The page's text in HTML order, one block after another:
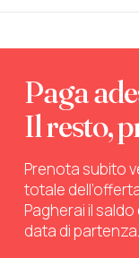
Paga
Il resto,
Prenota subito
totale
Pagherai il
data di partenza.